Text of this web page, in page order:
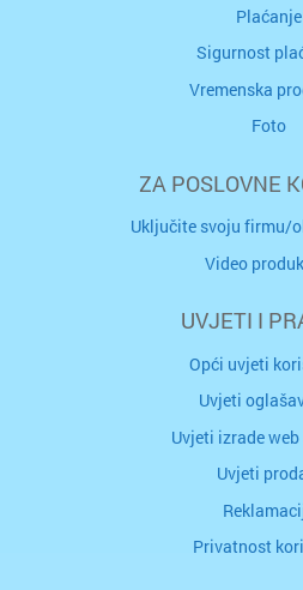
Plaćanje
Sigurnost
Vremenska
Foto
ZA POSLOVNE
Uključite svoju firmu/
Video
UVJETI I
Opći uvjeti
Uvjeti
Uvjeti izrade
Uvjeti
Privatnost